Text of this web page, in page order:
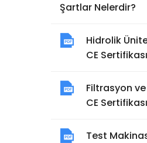
Şartlar Nelerdir?
Hidrolik
CE Sertifikası
Filtrasyon
CE Sertifikası
Test